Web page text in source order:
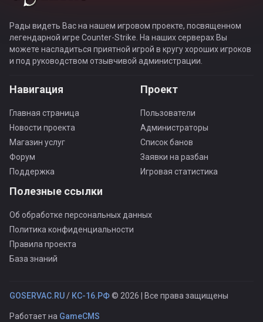
Рады видеть Вас на нашем игровом проекте, посвященном
легендарной игре Counter-Strike. На наших серверах Вы
можете насладиться приятной игрой в кругу хороших игроков
и под руководством отзывчивой администрации.
Навигация
Главная страница
Новости проекта
Магазин услуг
Форум
Поддержка
Проект
Пользователи
Администраторы
Список банов
Заявки на разбан
Игровая статистика
Полезные ссылки
Об обработке персональных данных
Политика конфиденциальности
Правила проекта
База знаний
GOSERVAC.RU / КС-16.РФ© 2026 | Все права защищены
Работает на GameCMS